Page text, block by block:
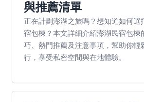
與推薦清單
正在計劃澎湖之旅嗎？想知道如何選
宿包棟？本文詳細介紹澎湖民宿包棟
巧、熱門推薦及注意事項，幫助你輕
行，享受私密空間與在地體驗。